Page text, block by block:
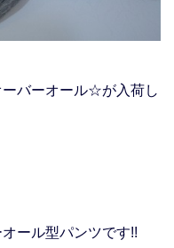
バーオール☆が入荷し
ール型パンツです!!